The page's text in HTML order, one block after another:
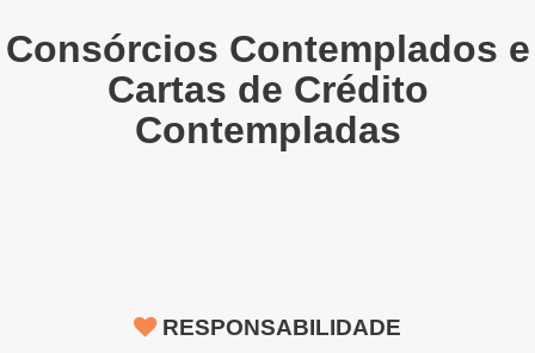
Consórcios Contemplados e
Cartas de Crédito
Contempladas
RESPONSABILIDADE